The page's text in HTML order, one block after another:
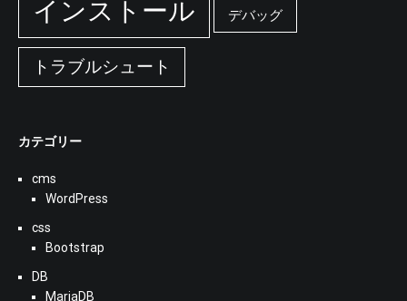
インストール デバッグ
トラブルシュート
カテゴリー
cms
WordPress
css
Bootstrap
DB
MariaDB